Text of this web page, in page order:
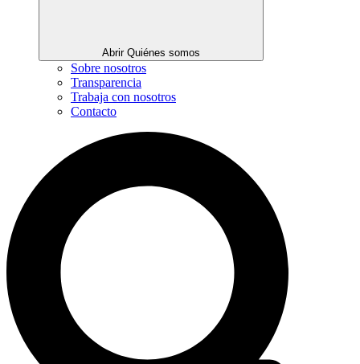
Abrir Quiénes somos
Sobre nosotros
Transparencia
Trabaja con nosotros
Contacto